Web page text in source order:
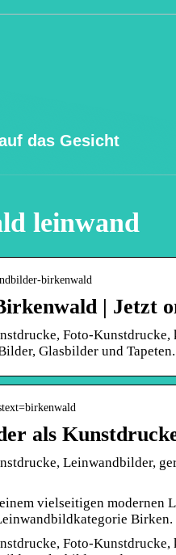
das Gesicht
leinwand
birkenwald
| Jetzt
Foto-Kunstdrucke,
Glasbilder und Tapeten.
als
Leinwandbilder,
vielseitigen modernen
Birken.
Foto-Kunstdrucke,